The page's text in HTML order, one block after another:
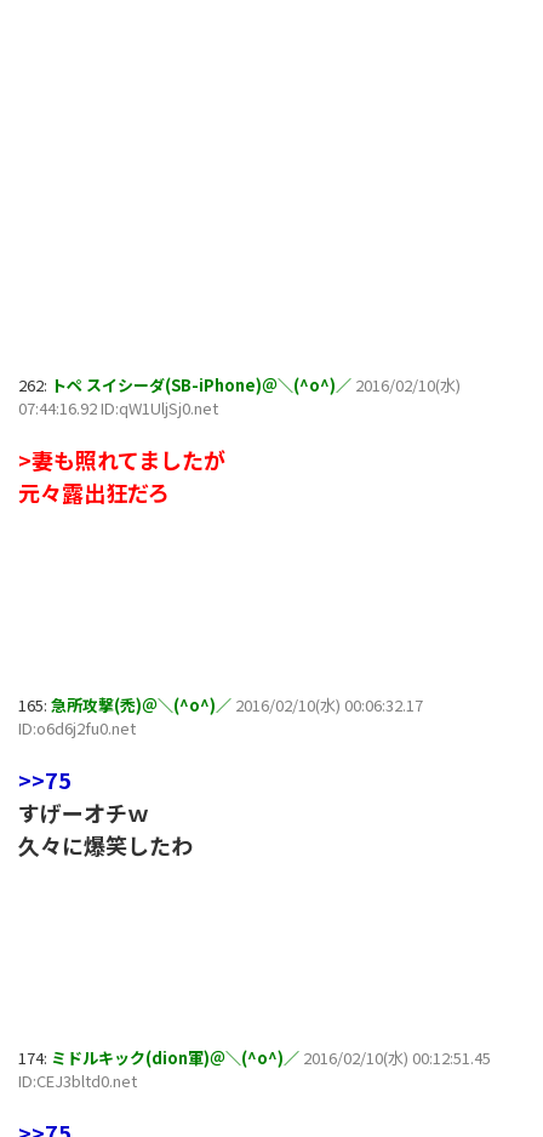
262: トペ スイシーダ(SB-iPhone)＠＼(^o^)／ 2016/02/10(水)
07:44:16.92 ID:qW1UljSj0.net
>妻も照れてましたが
元々露出狂だろ
165: 急所攻撃(禿)＠＼(^o^)／ 2016/02/10(水) 00:06:32.17
ID:o6d6j2fu0.net
>>75
すげーオチｗ
久々に爆笑したわ
174: ミドルキック(dion軍)＠＼(^o^)／ 2016/02/10(水) 00:12:51.45
ID:CEJ3bltd0.net